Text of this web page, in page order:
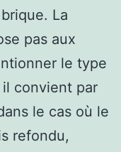
La
pas aux
le type
il convient par
le cas où le
refondu,